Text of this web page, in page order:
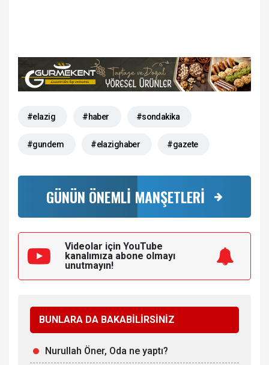
#elazig #haber #sondakika
#gundem #elazighaber #gazete
GÜNÜN ÖNEMLİ MANŞETLERİ
Videolar için YouTube
kanalımıza abone olmayı
unutmayın!
BUNLARA DA BAKABİLİRSİNİZ
Nurullah Öner, Oda ne yaptı?